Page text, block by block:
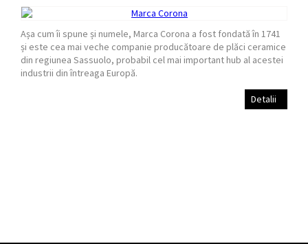
Așa cum îi spune și numele, Marca Corona a fost fondată în 1741
și este cea mai veche companie producătoare de plăci ceramice
din regiunea Sassuolo, probabil cel mai important hub al acestei
industrii din întreaga Europă.
Detalii